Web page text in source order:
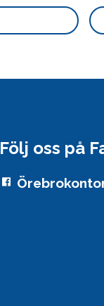
Följ oss på